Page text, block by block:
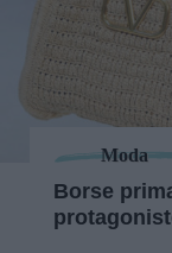
Moda
Borse